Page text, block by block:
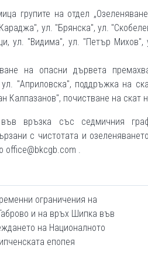
групите на отдел
ул. "Брянска", ул.
ул. "Видима", ул. "Петър Михов",
на опасни дървета
"Априловска", поддръжка на
Калпазанов", почистване на скат
във връзка със седмичния
с чистотата и
office@bkcgb.com .
ограничения на
и на връх Шипка във
на Националното
епопея